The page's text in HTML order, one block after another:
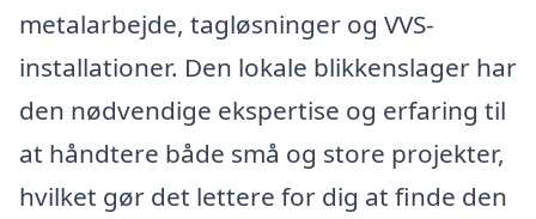
metalarbejde, tagløsninger og VVS-
installationer. Den lokale blikkenslager har
den nødvendige ekspertise og erfaring til
at håndtere både små og store projekter,
hvilket gør det lettere for dig at finde den